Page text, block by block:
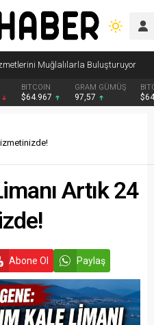
Muğlalılarla Buluşturuyor
BITCOIN
$64.967
GRAM GÜMÜŞ
97,57
Artık 24
Abone Ol Paylaş